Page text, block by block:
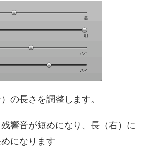
の長さを調整します。
響音が短めになり、長（右）に
になります